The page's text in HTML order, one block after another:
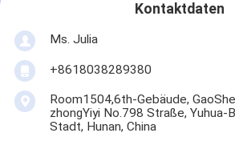
Kontaktdaten
Ms. Julia
+8618038289380
Room1504,6th-Gebäude,
zhongYiyi No.798 Straße, Yuhua-
Stadt, Hunan, China